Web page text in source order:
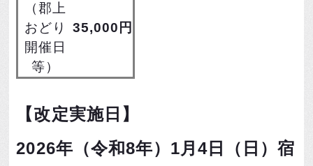
（郡上
おどり
開催日
等）
35,000円
【改定実施日】
2026年（令和8年）1月4日（日）宿